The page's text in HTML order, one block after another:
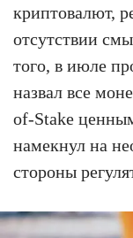
криптовалют,
отсутствии
того, в июле
назвал все
of-Stake
намекнул на
стороны